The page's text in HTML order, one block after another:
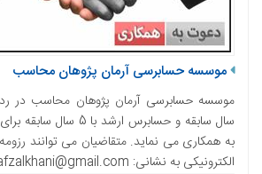
موسسه حسابرسی آرمان پژوهان محاسب
سال سابقه و حسابرس
به همکاری می نماید. متقاضیان می توانند
الکترونیکی به نشانی: yafzalkhani@gmail.com ارسال نمایند.